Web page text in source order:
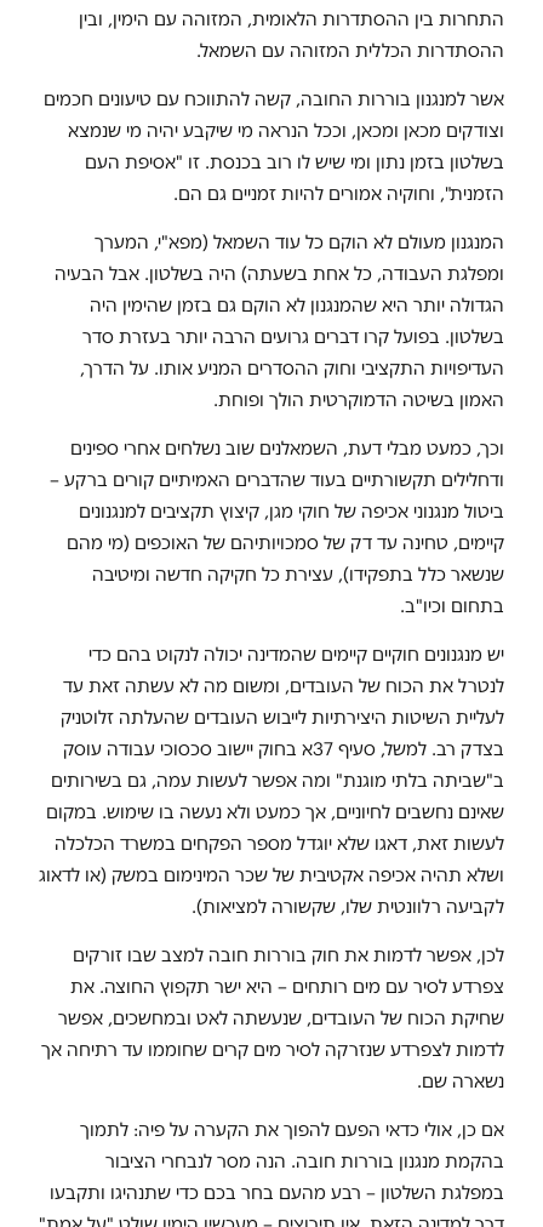
התחרות בין ההסתדרות הלאומית, המזוהה עם הימין, ובין
ההסתדרות הכללית המזוהה עם השמאל.
אשר למנגנון בוררות החובה, קשה להתווכח עם טיעונים חכמים
וצודקים מכאן ומכאן, וככל הנראה מי שיקבע יהיה מי שנמצא
בשלטון בזמן נתון ומי שיש לו רוב בכנסת. זו "אסיפת העם
הזמנית", וחוקיה אמורים להיות זמניים גם הם.
המנגנון מעולם לא הוקם כל עוד השמאל (מפא"י, המערך
ומפלגת העבודה, כל אחת בשעתה) היה בשלטון. אבל הבעיה
הגדולה יותר היא שהמנגנון לא הוקם גם בזמן שהימין היה
בשלטון. בפועל קרו דברים גרועים הרבה יותר בעזרת סדר
העדיפויות התקציבי וחוק ההסדרים המניע אותו. על הדרך,
האמון בשיטה הדמוקרטית הולך ופוחת.
וכך, כמעט מבלי דעת, השמאלנים שוב נשלחים אחרי ספינים
ודחלילים תקשורתיים בעוד שהדברים האמיתיים קורים ברקע –
ביטול מנגנוני אכיפה של חוקי מגן, קיצוץ תקציבים למנגנונים
קיימים, טחינה עד דק של סמכויותיהם של האוכפים (מי מהם
שנשאר כלל בתפקידו), עצירת כל חקיקה חדשה ומיטיבה
בתחום וכיו"ב.
יש מנגנונים חוקיים קיימים שהמדינה יכולה לנקוט בהם כדי
לנטרל את הכוח של העובדים, ומשום מה לא עשתה זאת עד
לעליית השיטות היצירתיות לייבוש העובדים שהעלתה זלוטניק
בצדק רב. למשל, סעיף 37א בחוק יישוב סכסוכי עבודה עוסק
ב"שביתה בלתי מוגנת" ומה אפשר לעשות עמה, גם בשירותים
שאינם נחשבים לחיוניים, אך כמעט ולא נעשה בו שימוש. במקום
לעשות זאת, דאגו שלא יוגדל מספר הפקחים במשרד הכלכלה
ושלא תהיה אכיפה אקטיבית של שכר המינימום במשק (או לדאוג
לקביעה רלוונטית שלו, שקשורה למציאות).
לכן, אפשר לדמות את חוק בוררות חובה למצב שבו זורקים
צפרדע לסיר עם מים רותחים – היא ישר תקפוץ החוצה. את
שחיקת הכוח של העובדים, שנעשתה לאט ובמחשכים, אפשר
לדמות לצפרדע שנזרקה לסיר מים קרים שחוממו עד רתיחה אך
נשארה שם.
אם כן, אולי כדאי הפעם להפוך את הקערה על פיה: לתמוך
בהקמת מנגנון בוררות חובה. הנה מסר לנבחרי הציבור
במפלגת השלטון – רבע מהעם בחר בכם כדי שתנהיגו ותקבעו